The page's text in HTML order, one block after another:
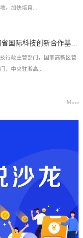
，加快培育...
关于组织开展2021年度湖南省国际科技创新合作基地申报工作的通知
行政主管部门，国家高新区管
，中央驻湘高...
More